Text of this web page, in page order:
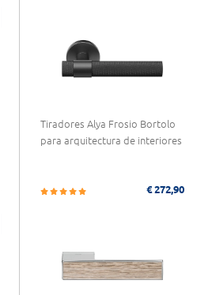
Tiradores Alya Frosio Bortolo
para arquitectura de interiores
€ 272,90